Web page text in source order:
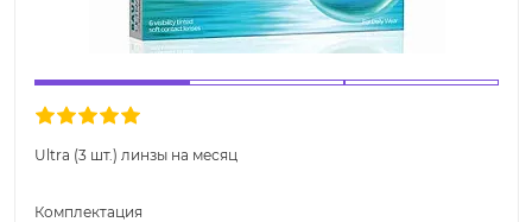
Ultra (3 шт.) линзы на месяц
Комплектация